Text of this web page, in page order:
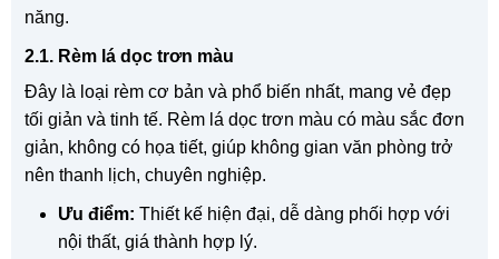
năng.
2.1. Rèm lá dọc trơn màu
Đây là loại rèm cơ bản và phổ biến nhất, mang vẻ đẹp
tối giản và tinh tế. Rèm lá dọc trơn màu có màu sắc đơn
giản, không có họa tiết, giúp không gian văn phòng trở
nên thanh lịch, chuyên nghiệp.
Ưu điểm: Thiết kế hiện đại, dễ dàng phối hợp với
nội thất, giá thành hợp lý.